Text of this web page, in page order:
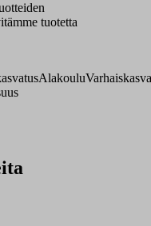
tuotetta
Alakoulu